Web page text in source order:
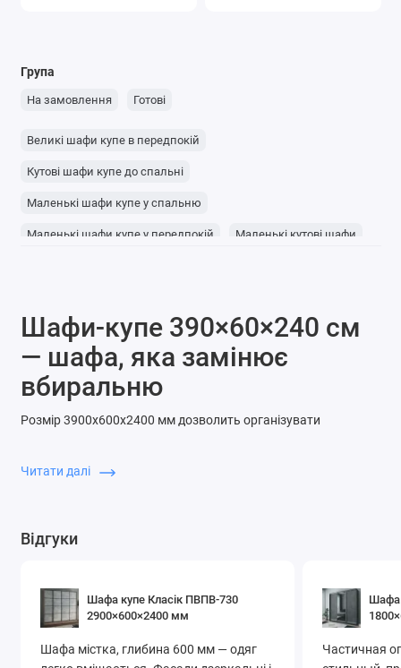
Шафи-купе 390×60×240 см
— шафа, яка замінює
вбиральню
Розмір 3900x600x2400 мм дозволить організувати
використання.
До 7 секцій для максимальної зручності
Купіть шафу-купе 390×60×240 см у Києві — все, що потрібно,
в одній моделі.
Читати далі
Група
На замовлення Готові
Великі шафи купе в передпокій
Кутові шафи купе до спальні
Маленькі шафи купе у спальню
Маленькі шафи купе у передпокій Маленькі кутові шафи
Шафи-купе в передпокій із дзеркалом
Відгуки
Шафа купе Класік ПВПВ-730
2900×600×2400 мм
Шафа містка, глибина 600 мм — одяг
Шафа
Частичная